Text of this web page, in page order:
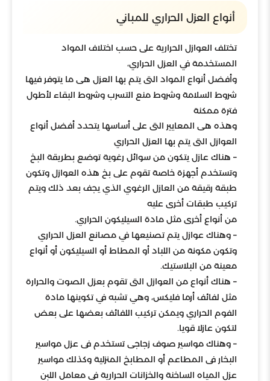
أنواع العزل الحراري للمباني
تختلف العوازل الحرارية على حسب اختلاف المواد
المستخدمة في العزل الحراري،
وأفضل أنواع المواد التى يتم بها العزل هى ما يتوفر فيها
شروط السلامة وشروط منع التسرب وشروط البقاء لأطول
فترة ممكنة
وهذه هى المعايير التى على أساسها يتحدد أفضل أنواع
العوازل التى يتم بها العزل الحراري
– هناك عازل يتكون من سوائل رغوية توضع بطريقة البخ
وتستخدم أجهزة خاصة تقوم على بخ هذه العوازل وتكون
طبقة رقيقة من العازل الرغوي الذي يجف بعد ذلك ويتم
تركيب طبقات أخرى عليه
من أنواع أخرى مثل مادة السيليكون الحراري.
– وهناك عوازل يتم تصنيعها في مصانع العزل الحراري
وتكون مكونة من اللباد أو المطاط أو السيليكون أو أنواع
معينة من البلاستيك.
– هناك أنواع من العوازل التى تقوم بعزل الصوت والحرارة
مثل لفائف أرما فليكس، وهي تشبه في تكوينها مادة
الفوم الحراري ويمكن تركيب اللفائف بعضها على بعض
لتكون عازلا قويا.
– وهناك مواسير صوف زجاجى تستخدم فى عزل مواسير
البخار فى المطاعم أو المطابخ المنزلية وكذلك مواسير
عزل المياه الساخنة والخزانات الحرارية فى معامل اللبن